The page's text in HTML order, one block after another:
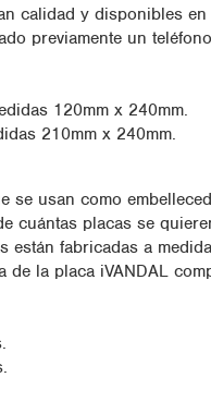
calidad y disponibles
previamente un
120mm x 240mm.
210mm x 240mm.
se usan como
cuántas placas se
están fabricadas a
de la placa iVANDAL